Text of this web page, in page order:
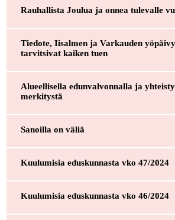
Rauhallista Joulua ja onnea tulevalle
Tiedote, Iisalmen ja Varkauden
tarvitsivat kaiken tuen
Alueellisella edunvalvonnalla ja
merkitystä
Sanoilla on väliä
Kuulumisia eduskunnasta vko 47/2024
Kuulumisia eduskunnasta vko 46/2024